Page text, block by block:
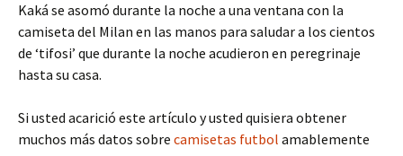
Kaká se asomó durante la noche a una ventana con la
camiseta del Milan en las manos para saludar a los cientos
de ‘tifosi’ que durante la noche acudieron en peregrinaje
hasta su casa.
Si usted acarició este artículo y usted quisiera obtener
muchos más datos sobre camisetas futbol amablemente